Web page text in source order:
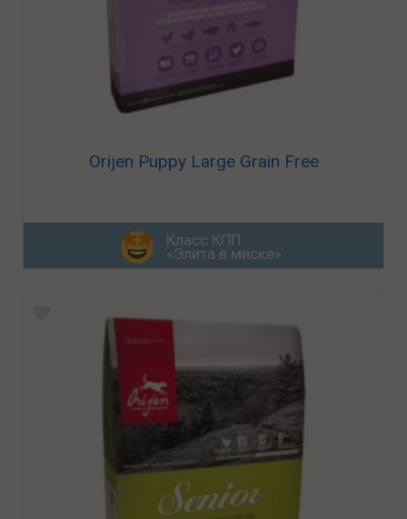
Orijen Puppy Large Grain Free
Класс КПП
«Элита в миске»